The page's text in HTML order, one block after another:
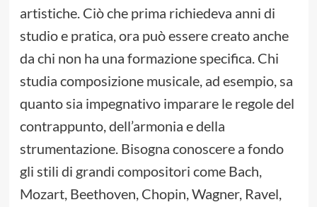
artistiche. Ciò che prima richiedeva anni di
studio e pratica, ora può essere creato anche
da chi non ha una formazione specifica. Chi
studia composizione musicale, ad esempio, sa
quanto sia impegnativo imparare le regole del
contrappunto, dell’armonia e della
strumentazione. Bisogna conoscere a fondo
gli stili di grandi compositori come Bach,
Mozart, Beethoven, Chopin, Wagner, Ravel,